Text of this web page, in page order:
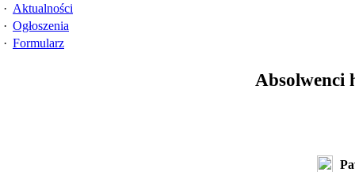
· Aktualności
· Ogłoszenia
· Formularz
Absolwenci